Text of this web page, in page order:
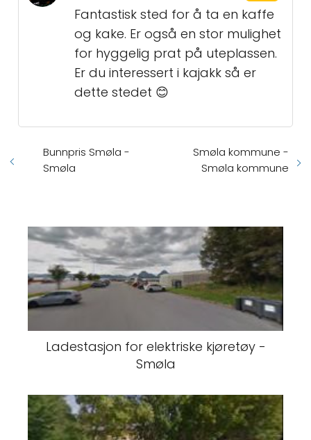
Fantastisk sted for å ta en kaffe
og kake. Er også en stor mulighet
for hyggelig prat på uteplassen.
Er du interessert i kajakk så er
dette stedet 😊
Bunnpris Smøla -
Smøla
Smøla kommune -
Smøla kommune
Ladestasjon for elektriske kjøretøy -
Smøla